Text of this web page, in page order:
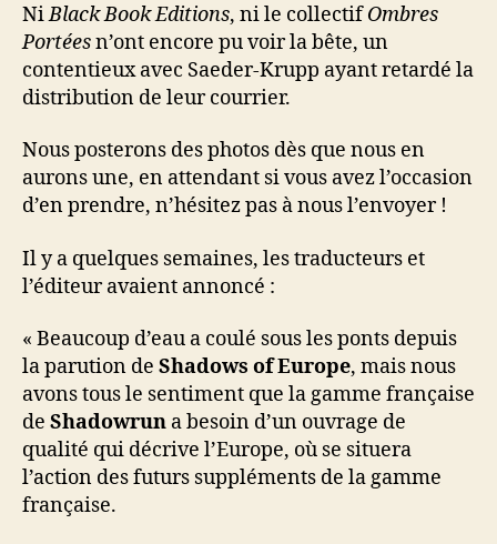
NiBlack Book Editions, ni le collectifOmbres
Portéesn’ont encore pu voir la bête, un
contentieux avec Saeder-Krupp ayant retardé la
distribution de leur courrier.
Nous posterons des photos dès que nous en
aurons une, en attendant si vous avez l’occasion
d’en prendre, n’hésitez pas à nous l’envoyer !
Il y a quelques semaines, les traducteurs et
l’éditeur avaient annoncé :
« Beaucoup d’eau a coulé sous les ponts depuis
la parution de Shadows of Europe, mais nous
avons tous le sentiment que la gamme française
de Shadowrun a besoin d’un ouvrage de
qualité qui décrive l’Europe, où se situera
l’action des futurs suppléments de la gamme
française.